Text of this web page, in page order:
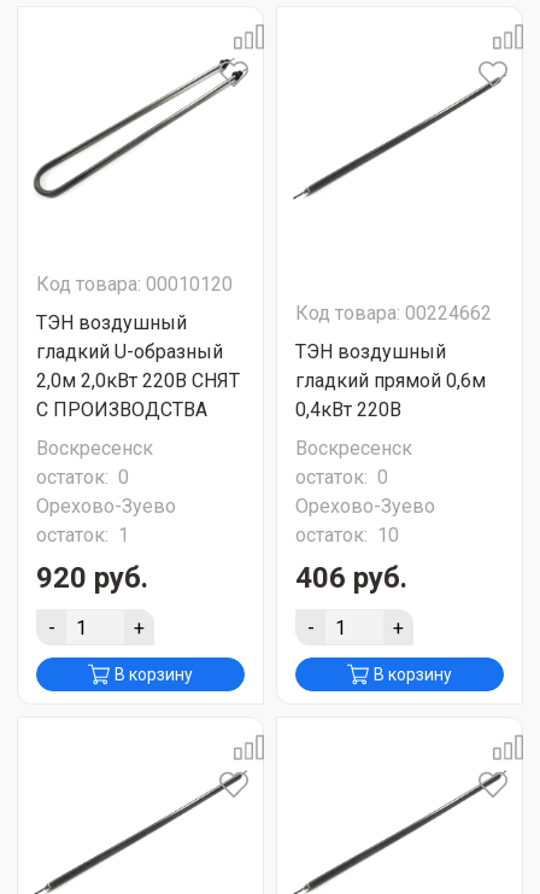
Код товара: 00010120
ТЭН воздушный
гладкий U-образный
2,0м 2,0кВт 220В СНЯТ
С ПРОИЗВОДСТВА
Воскресенск
остаток: 0
Орехово-Зуево
остаток: 1
920 руб.
- +
В корзину
Код товара: 00224662
ТЭН воздушный
гладкий прямой 0,6м
0,4кВт 220В
Воскресенск
остаток: 0
Орехово-Зуево
остаток: 10
406 руб.
- +
В корзину